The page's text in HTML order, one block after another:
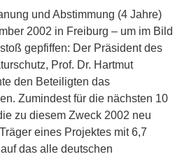
und Abstimmung (4 Jahre)
2002 in Freiburg – um im Bild
gepfiffen: Der Präsident des
Prof. Dr. Hartmut
den Beteiligten das
Zumindest für die nächsten 10
zu diesem Zweck 2002 neu
eines Projektes mit 6,7
das alle deutschen